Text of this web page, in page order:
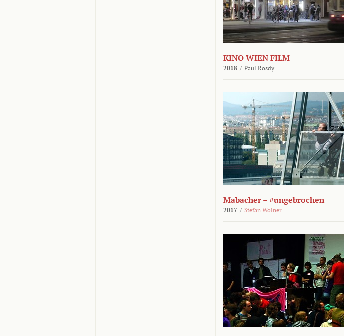
KINO WIEN FILM
2018 / Paul Rosdy
Mabacher – #ungebrochen
2017 / Stefan Wolner